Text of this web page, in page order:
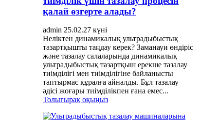
қалай өзгерте алады?
admin 25.02.27 күні
Неліктен динамикалық ультрадыбыстық
тазартқышты таңдау керек? Заманауи өндіріс
және тазалау салаларында динамикалық
ультрадыбыстық тазартқыш ерекше тазалау
тиімділігі мен тиімділігіне байланысты
таптырмас құралға айналды. Бұл тазалау
әдісі жоғары тиімділікпен ғана емес...
Толығырақ оқыңыз